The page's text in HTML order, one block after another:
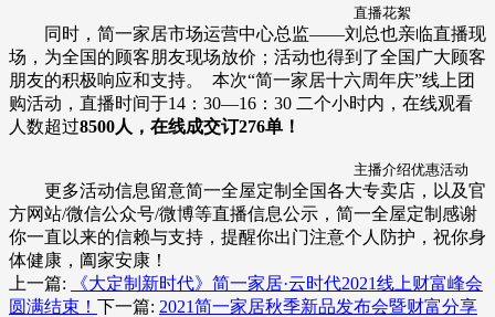
直播花絮
同时，简一家居市场运营中心总监——刘总也亲临直播现
场，为全国的顾客朋友现场放价；活动也得到了全国广大顾客
朋友的积极响应和支持。 本次“简一家居十六周年庆”线上团
购活动，直播时间于14：30—16：30 二个小时内，在线观看
人数超过8500人， 在线成交订276单！
主播介绍优惠活动
更多活动信息留意简一全屋定制全国各大专卖店，以及官
方网站/微信公众号/微博等直播信息公示，简一全屋定制感谢
你一直以来的信赖与支持，提醒你出门注意个人防护，祝你身
体健康，阖家安康！
上一篇:
《大定制新时代》简一家居·云时代2021线上财富峰会
圆满结束！ 下一篇: 2021简一家居秋季新品发布会暨财富分享